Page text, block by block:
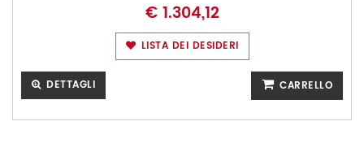
€ 1.304,12
LISTA DEI DESIDERI
DETTAGLI CARRELLO